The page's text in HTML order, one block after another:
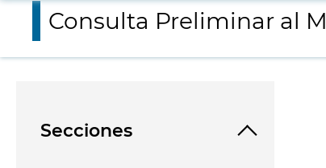
Consulta Preliminar al
Secciones